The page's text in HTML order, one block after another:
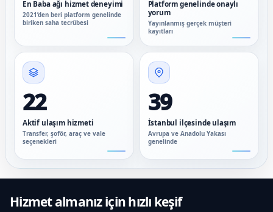
En Baba ağı hizmet deneyimi
2021’den beri platform genelinde
biriken saha tecrübesi
Platform genelinde onaylı
yorum
Yayınlanmış gerçek müşteri
kayıtları
22
Aktif ulaşım hizmeti
Transfer, şoför, araç ve vale
seçenekleri
39
İstanbul ilçesinde ulaşım
Avrupa ve Anadolu Yakası
genelinde
Hizmet almanız için hızlı keşif